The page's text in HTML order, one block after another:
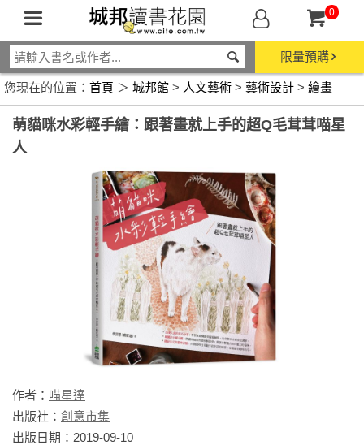
0
限量預購
您現在的位置： 首頁 ＞ 城邦館 > 人文藝術 > 藝術設計 > 繪畫
萌貓咪水彩輕手繪：跟著畫就上手的超Q毛茸茸喵星
人
作者： 喵星達
出版社： 創意市集
出版日期：2019-09-10